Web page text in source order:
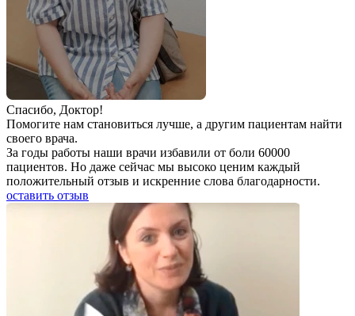
Спаcибо, Доктор!
Помогите нам становиться лучше, а другим пациентам найти
своего врача.
За годы работы наши врачи избавили от боли 60000
пациентов. Но даже сейчас мы высоко ценим каждый
положительный отзыв и искренние слова благодарности.
оставить отзыв